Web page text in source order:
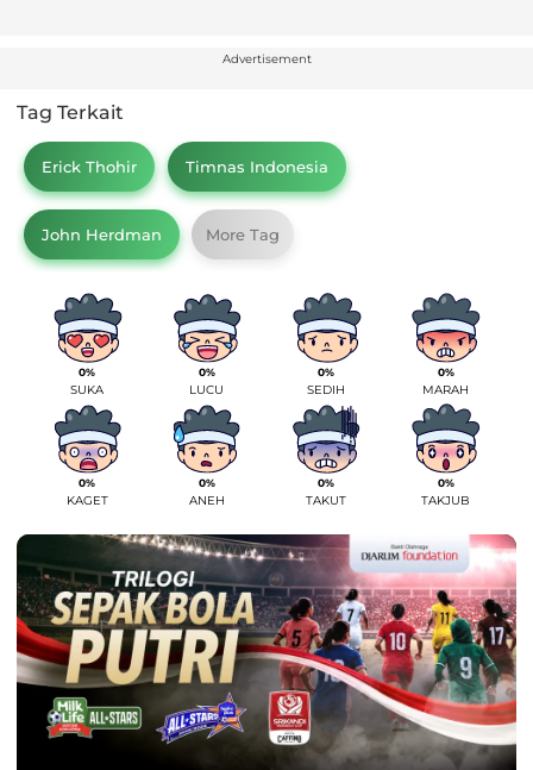
Advertisement
Tag Terkait
Erick Thohir Timnas Indonesia
John Herdman More Tag
0%
SUKA
0%
LUCU
0%
SEDIH
0%
MARAH
0%
KAGET
0%
ANEH
0%
TAKUT
0%
TAKJUB